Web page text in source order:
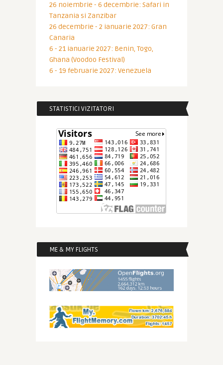
26 noiembrie - 6 decembrie: Safari in
Tanzania si Zanzibar
26 decembrie - 2 ianuarie 2027: Gran
Canaria
6 - 21 ianuarie 2027: Benin, Togo,
Ghana (Voodoo Festival)
6 - 19 februarie 2027: Venezuela
STATISTICI VIZITATORI
ME & MY FLIGHTS